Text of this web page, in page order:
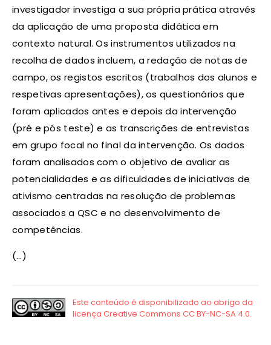
investigador investiga a sua própria prática através
da aplicação de uma proposta didática em
contexto natural. Os instrumentos utilizados na
recolha de dados incluem, a redação de notas de
campo, os registos escritos (trabalhos dos alunos e
respetivas apresentações), os questionários que
foram aplicados antes e depois da intervenção
(pré e pós teste) e as transcrições de entrevistas
em grupo focal no final da intervenção. Os dados
foram analisados com o objetivo de avaliar as
potencialidades e as dificuldades de iniciativas de
ativismo centradas na resolução de problemas
associados a QSC e no desenvolvimento de
competências.
(…)